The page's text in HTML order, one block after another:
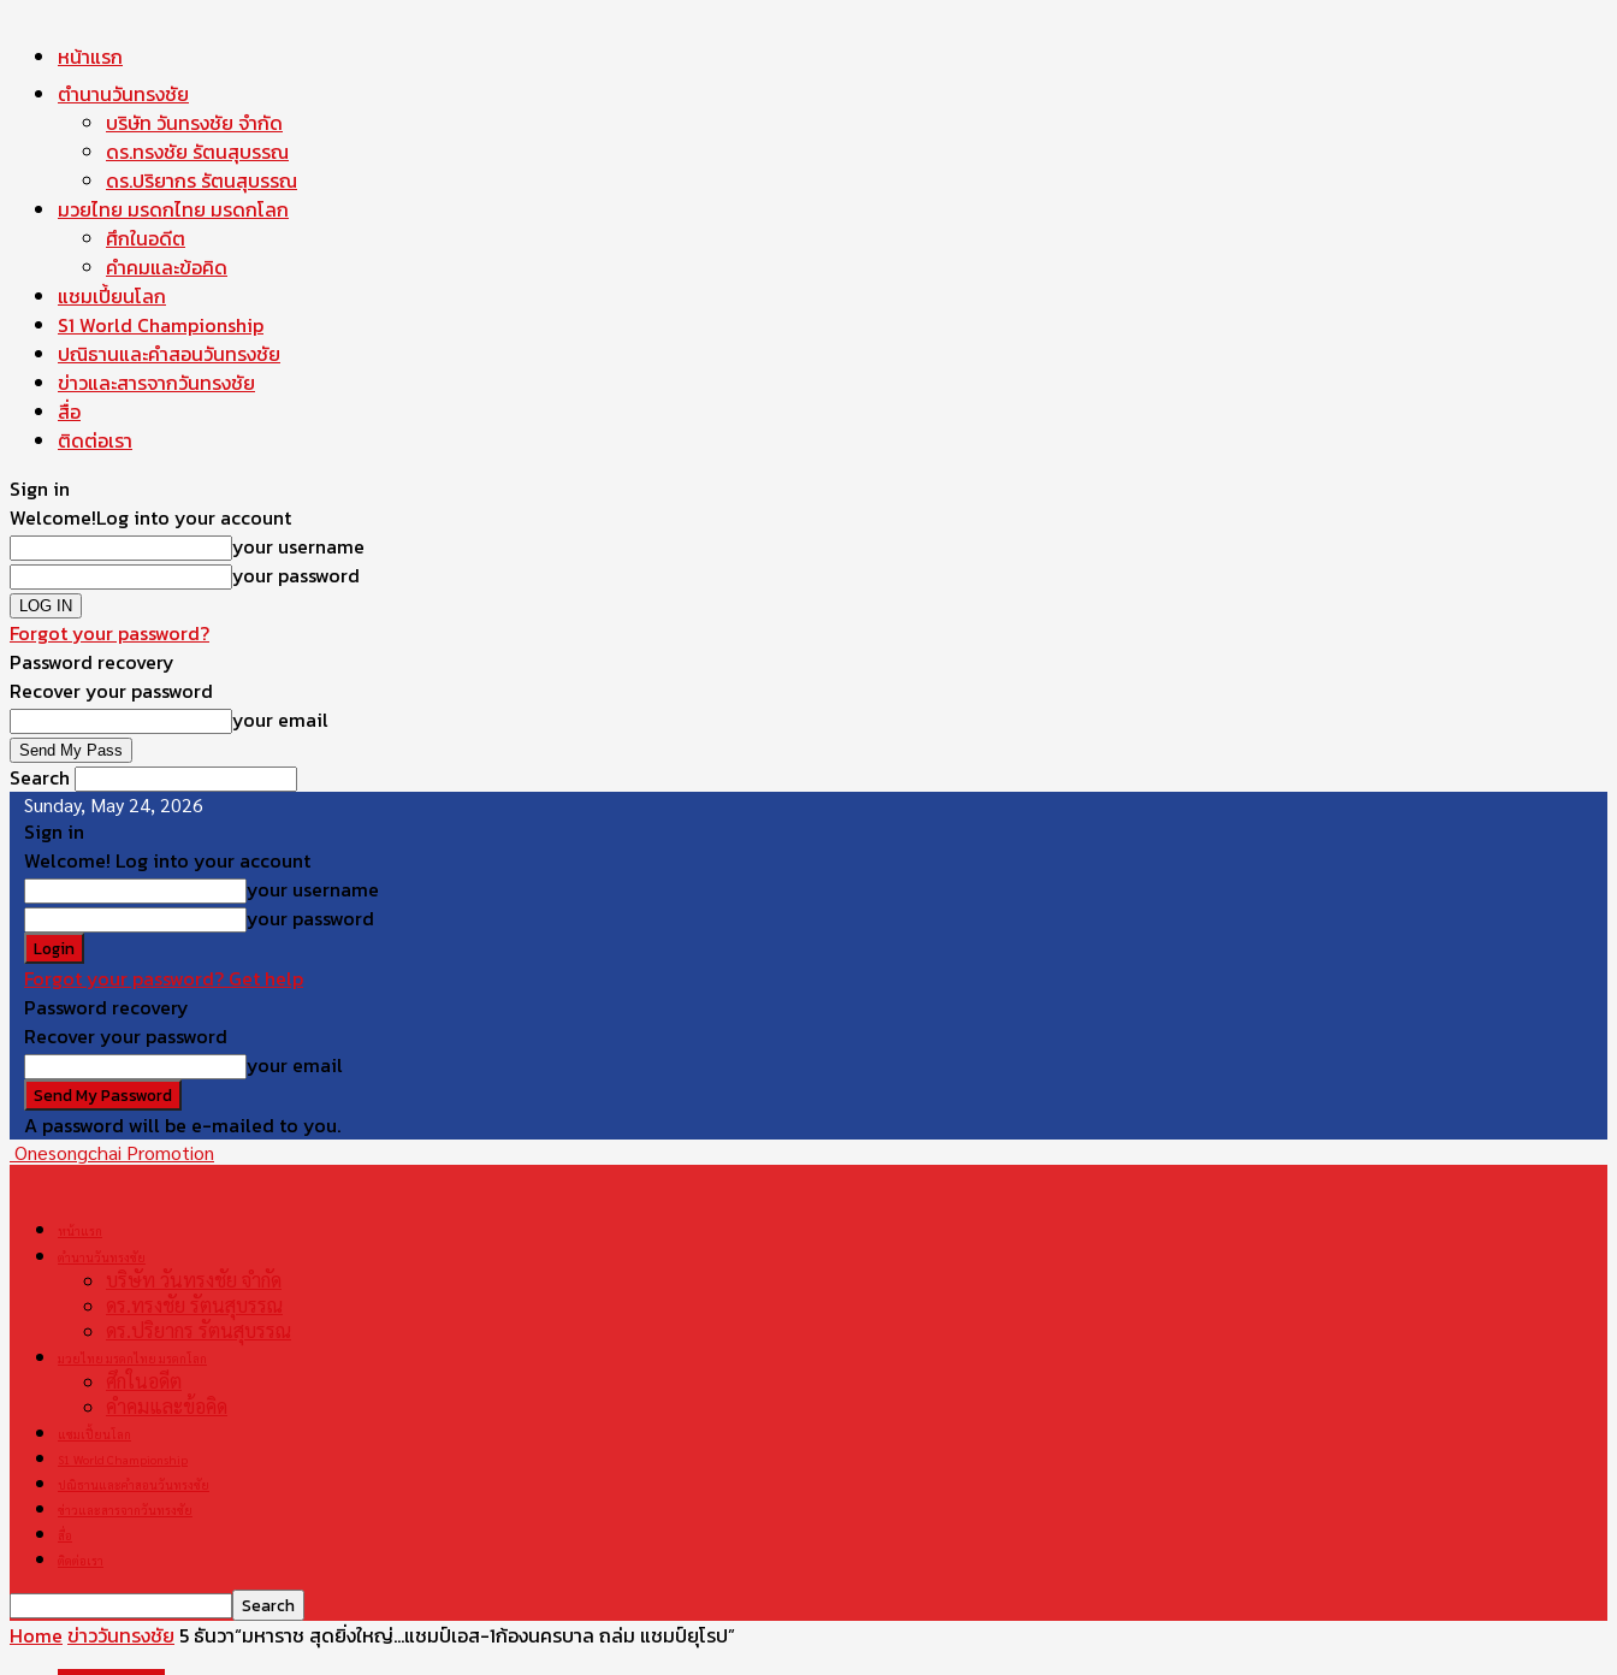
หน้าแรก
ตำนานวันทรงชัย
บริษัท วันทรงชัย จำกัด
ดร.ทรงชัย รัตนสุบรรณ
ดร.ปริยากร รัตนสุบรรณ
มวยไทย มรดกไทย มรดกโลก
ศึกในอดีต
คำคมและข้อคิด
แชมเปี้ยนโลก
S1 World Championship
ปณิธานและคำสอนวันทรงชัย
ข่าวและสารจากวันทรงชัย
สื่อ
ติดต่อเรา
Sign in
Welcome!Log into your account
your username
your password
Forgot your password?
Password recovery
Recover your password
your email
Search
Sunday, May 24, 2026
Sign in
Welcome! Log into your account
your username
your password
Forgot your password? Get help
Password recovery
Recover your password
your email
A password will be e-mailed to you.
Onesongchai Promotion
หน้าแรก
ตำนานวันทรงชัย
บริษัท วันทรงชัย จำกัด
ดร.ทรงชัย รัตนสุบรรณ
ดร.ปริยากร รัตนสุบรรณ
มวยไทย มรดกไทย มรดกโลก
ศึกในอดีต
คำคมและข้อคิด
แชมเปี้ยนโลก
S1 World Championship
ปณิธานและคำสอนวันทรงชัย
ข่าวและสารจากวันทรงชัย
สื่อ
ติดต่อเรา
Home ข่าววันทรงชัย 5 ธันวา“มหาราช สุดยิ่งใหญ่…แชมป์เอส-1ก้องนครบาล ถล่ม แชมป์ยุโรป”